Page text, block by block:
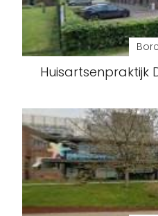
Huisartsenpraktijk